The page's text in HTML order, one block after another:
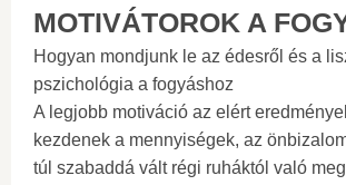
MOTIVÁTOROK A
Hogyan mondjunk le az édesről és a
pszichológia a fogyáshoz
A legjobb motiváció az elért
kezdenek a mennyiségek, az
túl szabaddá vált régi ruháktól való